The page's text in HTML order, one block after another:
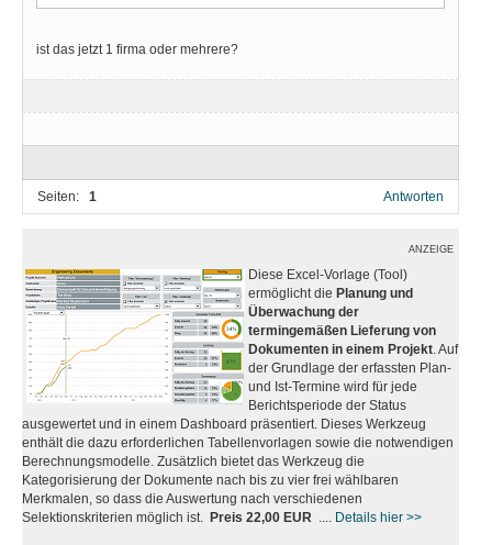
ist das jetzt 1 firma oder mehrere?
Seiten: 1 Antworten
ANZEIGE
Diese Excel-Vorlage (Tool)
ermöglicht die Planung und
Überwachung der
termingemäßen Lieferung von
Dokumenten in einem Projekt . Auf
der Grundlage der erfassten Plan-
und Ist-Termine wird für jede
Berichtsperiode der Status
ausgewertet und in einem Dashboard präsentiert. Dieses Werkzeug
enthält die dazu erforderlichen Tabellenvorlagen sowie die notwendigen
Berechnungsmodelle. Zusätzlich bietet das Werkzeug die
Kategorisierung der Dokumente nach bis zu vier frei wählbaren
Merkmalen, so dass die Auswertung nach verschiedenen
Selektionskriterien möglich ist. Preis 22,00 EUR Details hier >>